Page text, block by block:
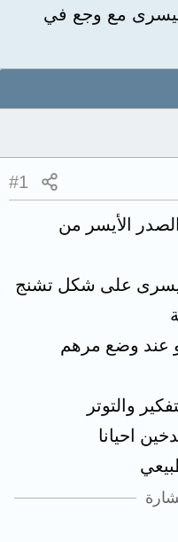
مع وجع في
#1
الأيسر من
على شكل تشنج
عند وضع مرهم
والتوتر
احيانا